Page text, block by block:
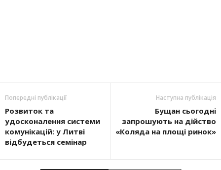
Попередні публікації
Розвиток та
удосконалення системи
комунікацій: у Литві
відбудеться семінар
Наступна публікація
Бущан сьогодні
запрошують на дійство
«Коляда на площі ринок»